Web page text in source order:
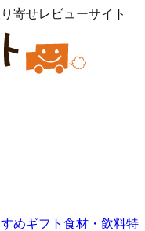
寄せレビューサイト
めギフト 食材・飲料特